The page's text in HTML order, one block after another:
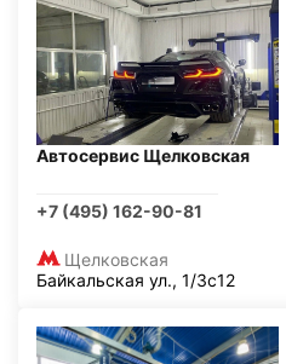
Автосервис Щелковская
+7 (495) 162-90-81
Щелковская
Байкальская ул., 1/3с12